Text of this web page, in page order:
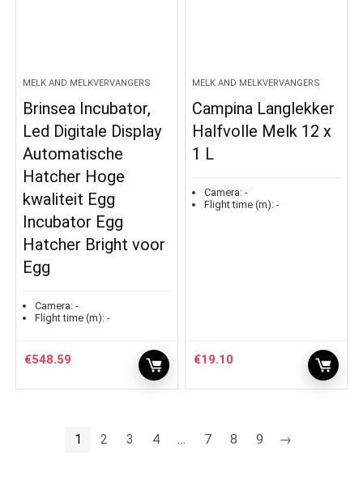
MELK AND MELKVERVANGERS
Brinsea Incubator,
Led Digitale Display
Automatische
Hatcher Hoge
kwaliteit Egg
Incubator Egg
Hatcher Bright voor
Egg
Camera: -
Flight time (m): -
€548.59
MELK AND MELKVERVANGERS
Campina Langlekker
Halfvolle Melk 12 x
1 L
Camera: -
Flight time (m): -
€19.10
1 2 3 4 … 7 8 9 →